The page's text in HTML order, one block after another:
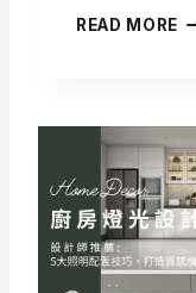
READ MORE
計
怎
麼
做
？
5